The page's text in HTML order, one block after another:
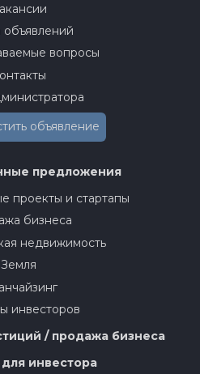
объявлений
вопросы
объявление
предложения
проекты и стартапы
бизнеса
недвижимость
Земля
инвесторов
/ продажа бизнеса
инвестора